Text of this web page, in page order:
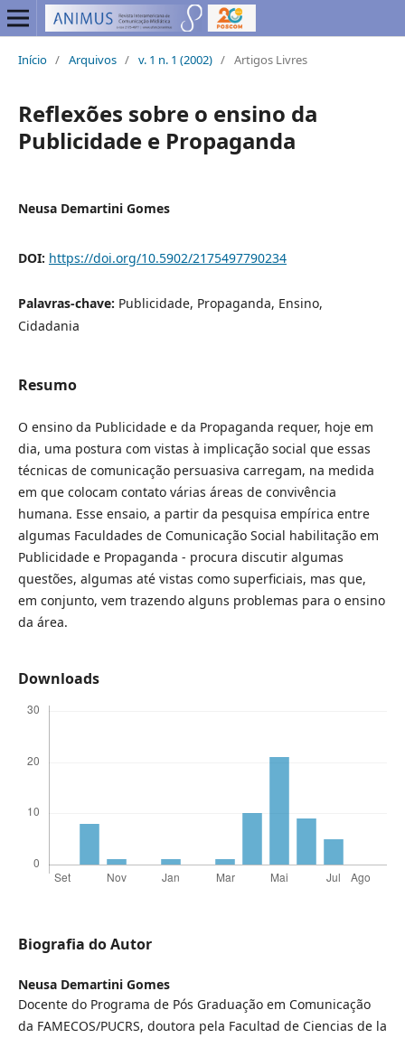
Início / Arquivos / v. 1 n. 1 (2002) / Artigos Livres
Reflexões sobre o ensino da
Publicidade e Propaganda
Neusa Demartini Gomes
DOI: https://doi.org/10.5902/2175497790234
Palavras-chave: Publicidade, Propaganda, Ensino,
Cidadania
Resumo
O ensino da Publicidade e da Propaganda requer, hoje em
dia, uma postura com vistas à implicação social que essas
técnicas de comunicação persuasiva carregam, na medida
em que colocam contato várias áreas de convivência
humana. Esse ensaio, a partir da pesquisa empírica entre
algumas Faculdades de Comunicação Social habilitação em
Publicidade e Propaganda - procura discutir algumas
questões, algumas até vistas como superficiais, mas que,
em conjunto, vem trazendo alguns problemas para o ensino
da área.
Downloads
Biografia do Autor
Neusa Demartini Gomes
Docente do Programa de Pós Graduação em Comunicação
da FAMECOS/PUCRS, doutora pela Facultad de Ciencias de la